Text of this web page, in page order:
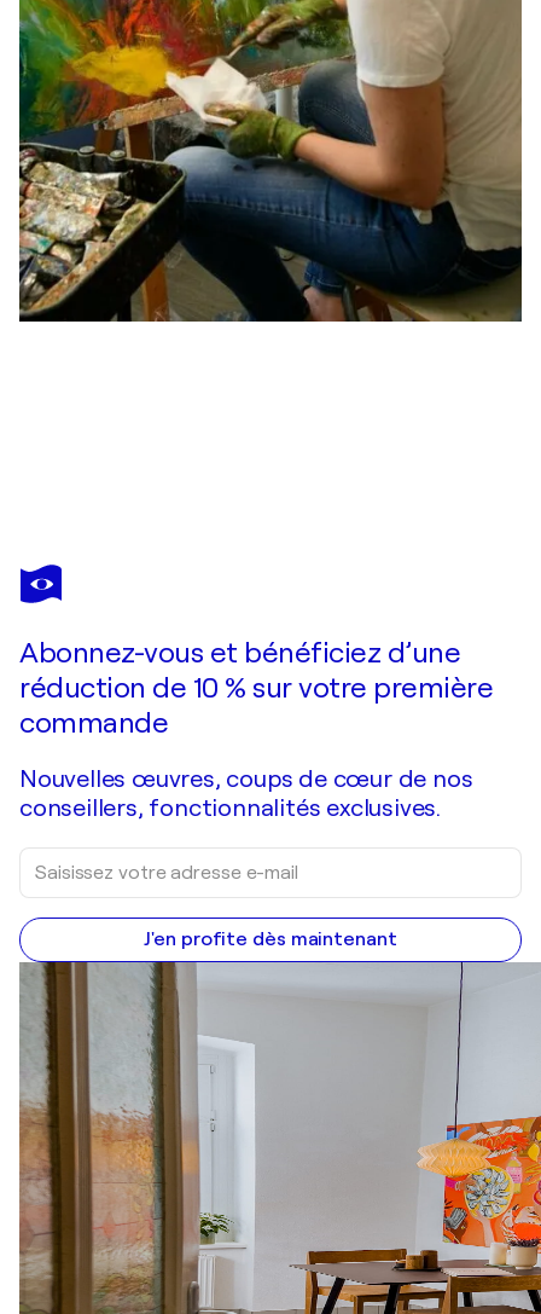
ARTIZE
Magnolias pour toujours
Abonnez-vous et bénéficiez d’une
réduction de 10 % sur votre première
commande
Nouvelles œuvres, coups de cœur de nos
conseillers, fonctionnalités exclusives.
J'en profite dès maintenant